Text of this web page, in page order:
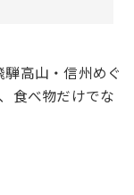
高山・信州めぐ
食べ物だけでな